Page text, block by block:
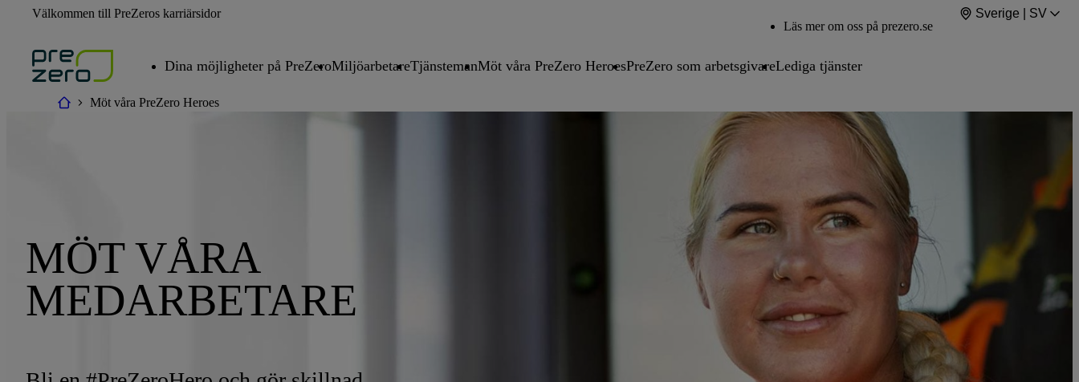
Välkommen till PreZeros karriärsidor
Läs mer om oss på prezero.se
Sverige | SV
Dina möjligheter på PreZeroMiljöarbetareTjänstemanMöt våra PreZero HeroesPreZero som arbetsgivareLediga tjänster
Möt våra PreZero Heroes
MÖT VÅRA
MEDARBETARE